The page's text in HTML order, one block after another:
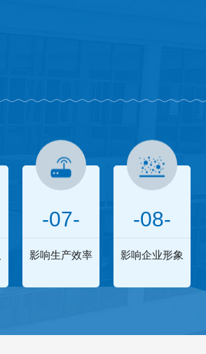
-07-
影响生产效率
-08-
影响企业形象